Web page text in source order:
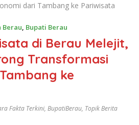
dari Tambang ke Pariwisata
Berau, Bupati Berau
di Berau Melejit,
Transformasi
ke
Fakta Terkini, BupatiBerau, Topik Berita